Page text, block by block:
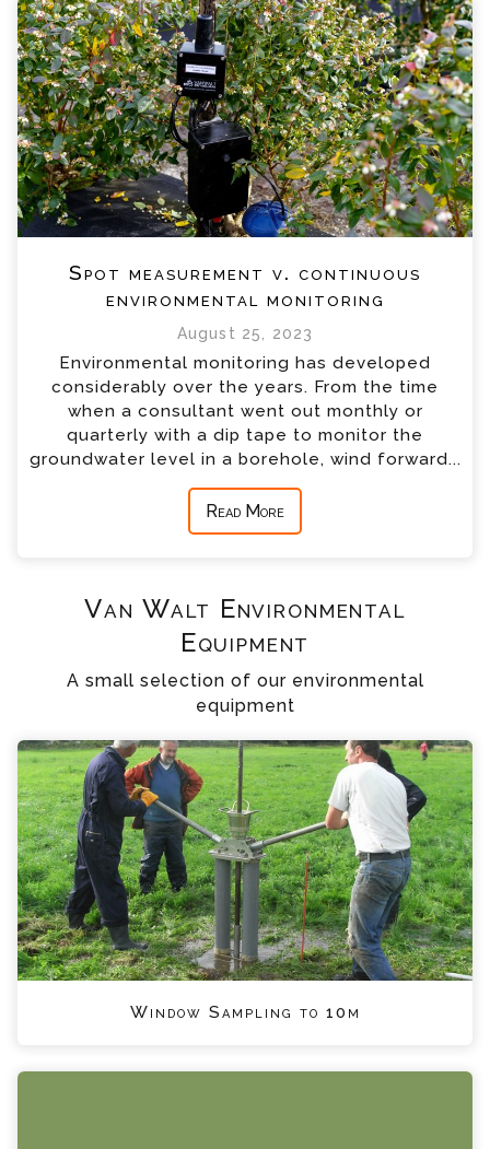
Spot measurement v. continuous
environmental monitoring
August 25, 2023
Environmental monitoring has developed
considerably over the years. From the time
when a consultant went out monthly or
quarterly with a dip tape to monitor the
groundwater level in a borehole, wind forward...
Read More
Van Walt Environmental
Equipment
A small selection of our environmental
equipment
Window Sampling to 10m